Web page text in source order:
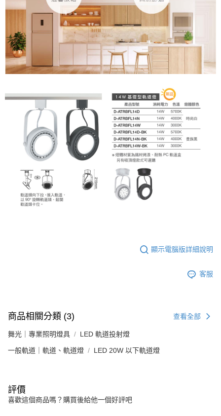
顯示電腦版詳細說明
客服
商品相關分類 (3) 查看全部
舞光｜專業照明燈具 LED 軌道投射燈
一般軌道｜軌道、軌道燈 LED 20W 以下軌道燈
評價
喜歡這個商品嗎？購買後給他一個好評吧